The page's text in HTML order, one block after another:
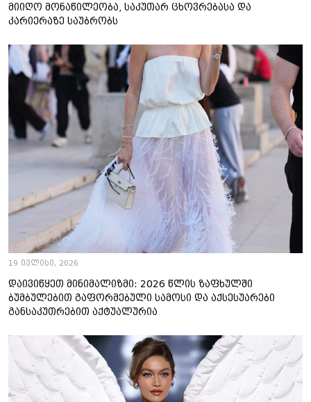
მიიღო მონაწილეობა, საკუთარ ცხოვრებასა და
კარიერაზე საუბრობს
19 ივლისი, 2026
დაივიწყეთ მინიმალიზმი: 2026 წლის ზაფხულში
ბუმბულებით გაფორმებული სამოსი და აქსესუარები
განსაკუთრებით აქტუალურია